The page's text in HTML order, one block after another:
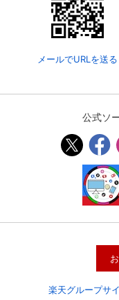
会員情報
決済方法変更
メールでURLを送る
公式ソ
楽天グループサ